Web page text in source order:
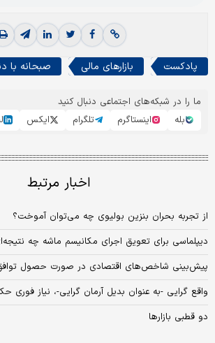
پادکست بازارهای مالی صبحانه با
ما را در شبکه‌های اجتماعی دنبال کنید
بله
اینستاگرم تلگرام ایکس
اخبار مرتبط
از تجربه بحران بنزین بولیوی چه می‌توان آموخت؟
دیپلماسی برای تعویق اجرای مکانیسم ماشه چه
پیش‌بینی شاخص‌های اقتصادی در صورت حصول
واقع گرایی -به عنوان بدیل آرمان گرایی-، نیاز فوری
دو قطبی بازارها